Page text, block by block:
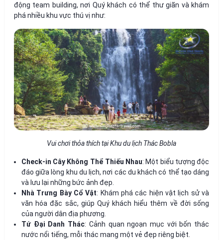
động team building, nơi Quý khách có thể thư giãn và khám
phá nhiều khu vực thú vị như:
Vui chơi thỏa thích tại Khu du lịch Thác Bobla
Check-in Cây Không Thể Thiếu Nhau: Một biểu tượng độc
đáo giữa lòng khu du lịch, nơi các du khách có thể tạo dáng
và lưu lại những bức ảnh đẹp.
Nhà Trưng Bày Cổ Vật: Khám phá các hiện vật lịch sử và
văn hóa đặc sắc, giúp Quý khách hiểu thêm về đời sống
của người dân địa phương.
Tứ Đại Danh Thác: Cảnh quan ngoạn mục với bốn thác
nước nổi tiếng, mỗi thác mang một vẻ đẹp riêng biệt.